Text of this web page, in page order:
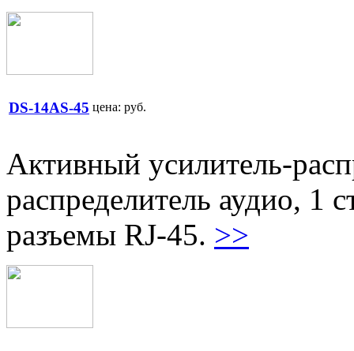
DS-14AS-45 цена: руб.
Активный усилитель-
распределитель аудио, 1
разъемы RJ-45. >>